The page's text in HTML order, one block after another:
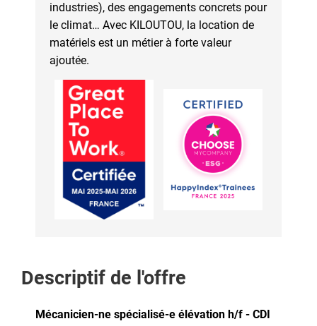
industries), des engagements concrets pour
le climat… Avec KILOUTOU, la location de
matériels est un métier à forte valeur
ajoutée.
Descriptif de l'offre
Mécanicien-ne spécialisé-e élévation h/f - CDI